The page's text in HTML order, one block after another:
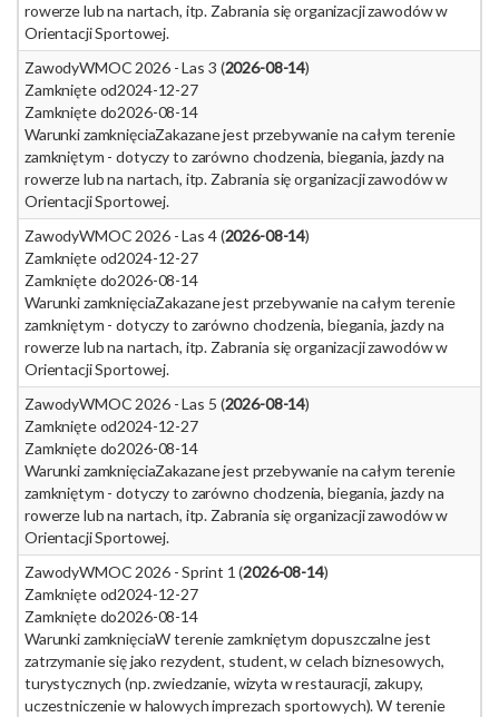
rowerze lub na nartach, itp. Zabrania się organizacji zawodów w
Orientacji Sportowej.
ZawodyWMOC 2026 - Las 3 (2026-08-14)
Zamknięte od2024-12-27
Zamknięte do2026-08-14
Warunki zamknięciaZakazane jest przebywanie na całym terenie
zamkniętym - dotyczy to zarówno chodzenia, biegania, jazdy na
rowerze lub na nartach, itp. Zabrania się organizacji zawodów w
Orientacji Sportowej.
ZawodyWMOC 2026 - Las 4 (2026-08-14)
Zamknięte od2024-12-27
Zamknięte do2026-08-14
Warunki zamknięciaZakazane jest przebywanie na całym terenie
zamkniętym - dotyczy to zarówno chodzenia, biegania, jazdy na
rowerze lub na nartach, itp. Zabrania się organizacji zawodów w
Orientacji Sportowej.
ZawodyWMOC 2026 - Las 5 (2026-08-14)
Zamknięte od2024-12-27
Zamknięte do2026-08-14
Warunki zamknięciaZakazane jest przebywanie na całym terenie
zamkniętym - dotyczy to zarówno chodzenia, biegania, jazdy na
rowerze lub na nartach, itp. Zabrania się organizacji zawodów w
Orientacji Sportowej.
ZawodyWMOC 2026 - Sprint 1 (2026-08-14)
Zamknięte od2024-12-27
Zamknięte do2026-08-14
Warunki zamknięciaW terenie zamkniętym dopuszczalne jest
zatrzymanie się jako rezydent, student, w celach biznesowych,
turystycznych (np. zwiedzanie, wizyta w restauracji, zakupy,
uczestniczenie w halowych imprezach sportowych). W terenie